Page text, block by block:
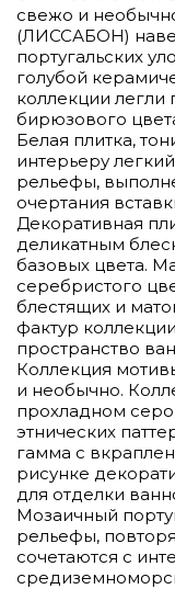
свежо и
(ЛИССАБОН)
португальских
голубой
коллекции легли
бирюзового
Белая плитка,
интерьеру
рельефы,
очертания
Декоративная
деликатным
базовых цвета.
серебристого
блестящих и
фактур
пространство
Коллекция
и необычно.
прохладном
этнических
гамма с
рисунке
для отделки
Мозаичный
рельефы,
сочетаются с